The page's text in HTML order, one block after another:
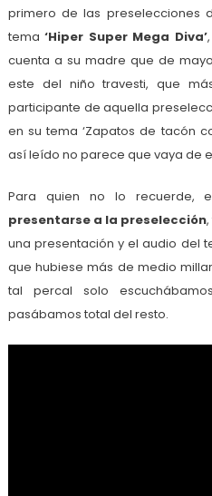
primero de las preselecciones
tema‘Hiper Super Mega Diva’
cuenta a su madre que de
este del niño travesti, que
participante de aquella
en su tema ‘Zapatos de tacón
así leído no parece que vaya de
Para quien no lo recuerde,
presentarse a la preselección
una presentación y el audio del
que hubiese más de medio
tal percal solo
pasábamos total del resto.